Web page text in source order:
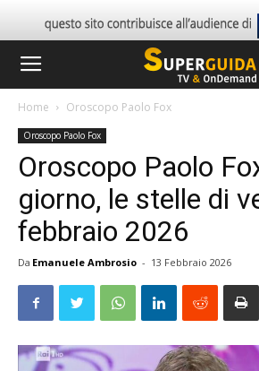
Home Oroscopo Paolo Fox
Oroscopo Paolo Fox
Oroscopo Paolo
giorno, le stelle di
febbraio 2026
Da Emanuele Ambrosio - 13 Febbraio 2026